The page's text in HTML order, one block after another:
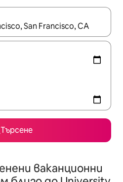
покажат, използвайте
Търсене
ваканционни